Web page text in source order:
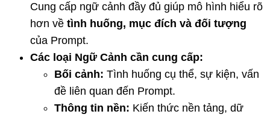
Cung cấp ngữ cảnh đầy đủ giúp mô hình hiểu rõ
hơn về tình huống, mục đích và đối tượng
của Prompt.
Các loại Ngữ Cảnh cần cung cấp:
Bối cảnh: Tình huống cụ thể, sự kiện, vấn
đề liên quan đến Prompt.
Thông tin nền: Kiến thức nền tảng, dữ